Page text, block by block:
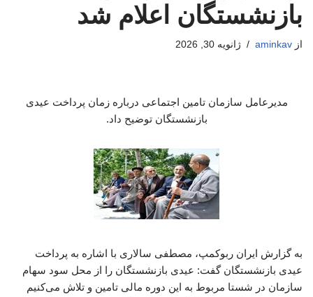
بازنشستگان اعلام شد
از aminkav ژانویه 30, 2026
مدیرعامل سازمان تامین اجتماعی درباره زمان پرداخت عیدی
بازنشستگان توضیح داد.
به گزارش ایران ربوکمپ، مصطفی سالاری با اشاره به پرداخت
عیدی بازنشستگان گفت: عیدی بازنشستگان را از محل سود سهام
سازمان در شستا مربوط به این دوره مالی تامین و تلاش می‌کنیم